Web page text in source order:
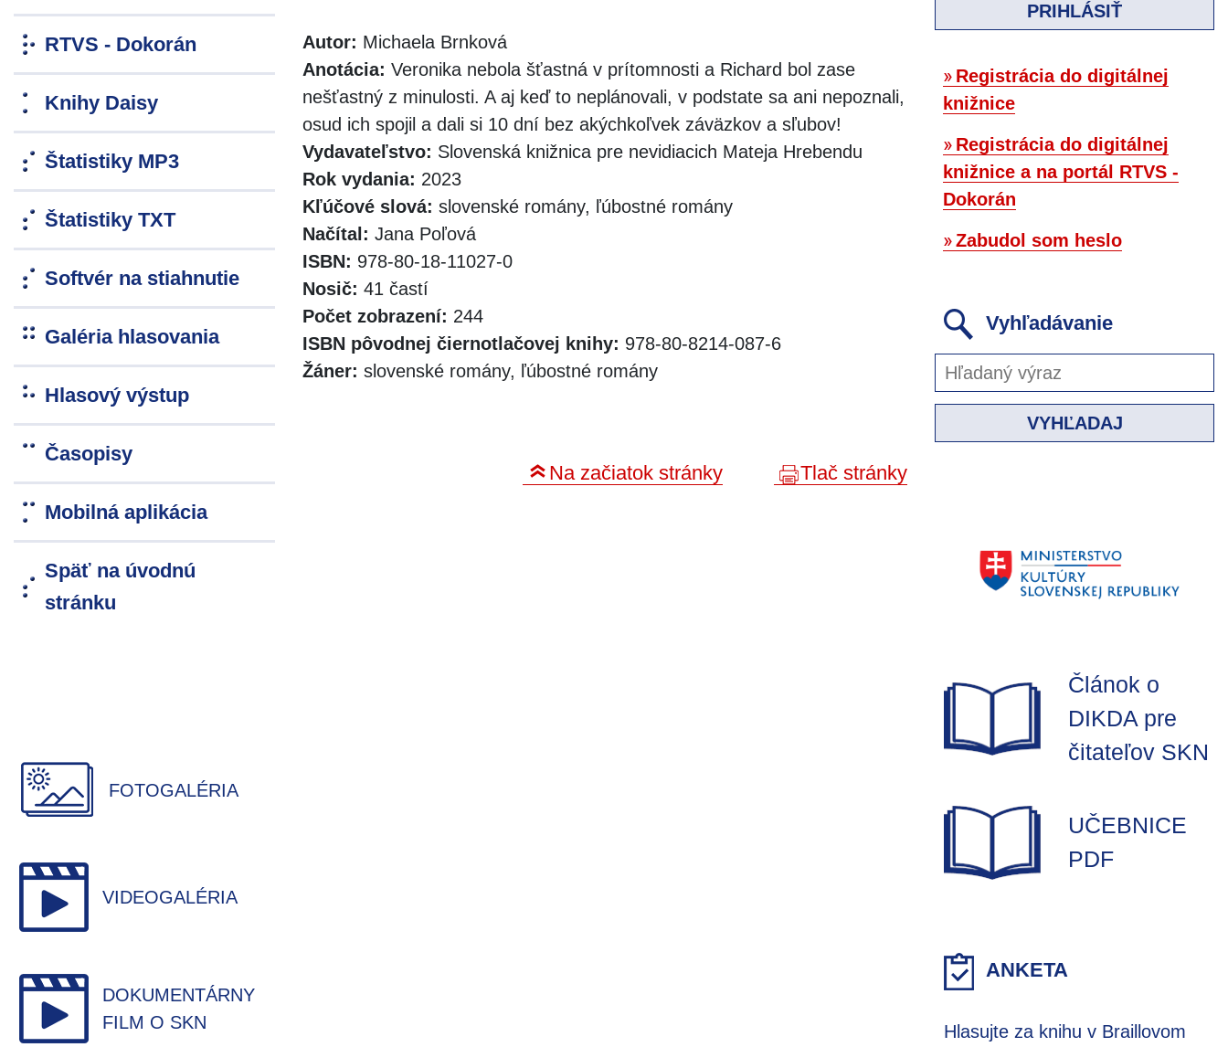
RTVS - Dokorán
Knihy Daisy
Štatistiky MP3
Štatistiky TXT
Softvér na stiahnutie
Galéria hlasovania
Hlasový výstup
Časopisy
Mobilná aplikácia
Späť na úvodnú
stránku
FOTOGALÉRIA
VIDEOGALÉRIA
DOKUMENTÁRNY
FILM O SKN
Autor: Michaela Brnková
Anotácia: Veronika nebola šťastná v prítomnosti a Richard bol zase
nešťastný z minulosti. A aj keď to neplánovali, v podstate sa ani nepoznali,
osud ich spojil a dali si 10 dní bez akýchkoľvek záväzkov a sľubov!
Vydavateľstvo: Slovenská knižnica pre nevidiacich Mateja Hrebendu
Rok vydania: 2023
Kľúčové slová: slovenské romány, ľúbostné romány
Načítal: Jana Poľová
ISBN: 978-80-18-11027-0
Nosič: 41 častí
Počet zobrazení: 244
ISBN pôvodnej čiernotlačovej knihy: 978-80-8214-087-6
Žáner: slovenské romány, ľúbostné romány
Na začiatok stránky Tlač stránky
PRIHLÁSIŤ
Registrácia do digitálnej
knižnice
Registrácia do digitálnej
knižnice a na portál RTVS -
Dokorán
Zabudol som heslo
Vyhľadávanie
VYHĽADAJ
Článok o
DIKDA pre
čitateľov SKN
UČEBNICE
PDF
ANKETA
Hlasujte za knihu v Braillovom